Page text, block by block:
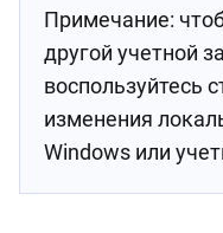
Примечание:
другой учетной
воспользуйтесь
изменения
Windows или